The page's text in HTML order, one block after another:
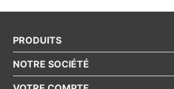
PRODUITS
NOTRE SOCIÉTÉ